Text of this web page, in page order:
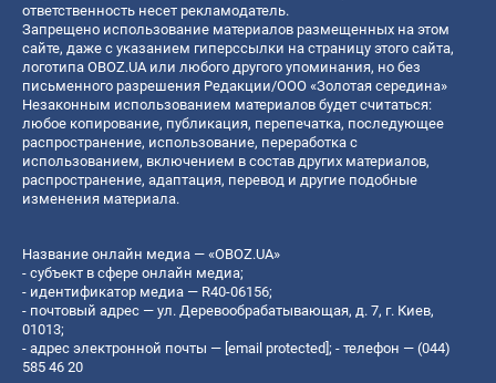
ответственность несет рекламодатель.
Запрещено использование материалов размещенных на этом
сайте, даже с указанием гиперссылки на страницу этого сайта,
логотипа OBOZ.UA или любого другого упоминания, но без
письменного разрешения Редакции/ООО «Золотая середина»
Незаконным использованием материалов будет считаться:
любое копирование, публикация, перепечатка, последующее
распространение, использование, переработка с
использованием, включением в состав других материалов,
распространение, адаптация, перевод и другие подобные
изменения материала.
Название онлайн медиа — «OBOZ.UA»
- субъект в сфере онлайн медиа;
- идентификатор медиа — R40-06156;
- почтовый адрес — ул. Деревообрабатывающая, д. 7, г. Киев,
01013;
- адрес электронной почты — [email protected]; - телефон — (044)
585 46 20